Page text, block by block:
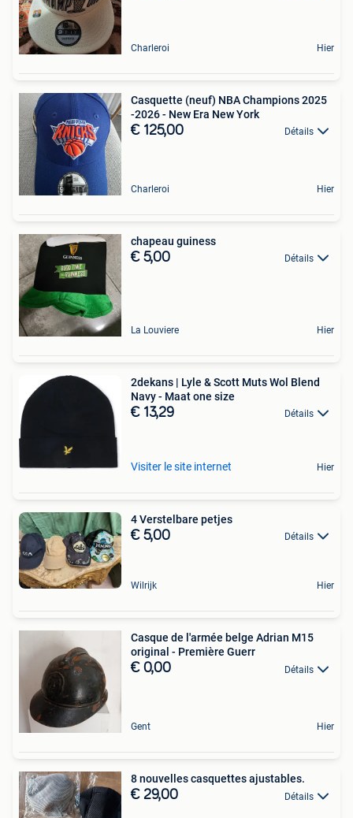
Charleroi Hier
Casquette (neuf) NBA Champions 2025
-2026 - New Era New York
€ 125,00 Détails
Charleroi Hier
chapeau guiness
€ 5,00 Détails
La Louviere Hier
2dekans | Lyle & Scott Muts Wol Blend
Navy - Maat one size
€ 13,29 Détails
Visiter le site internet Hier
4 Verstelbare petjes
€ 5,00 Détails
Wilrijk Hier
Casque de l'armée belge Adrian M15
original - Première Guerr
€ 0,00 Détails
Gent Hier
8 nouvelles casquettes ajustables.
€ 29,00 Détails